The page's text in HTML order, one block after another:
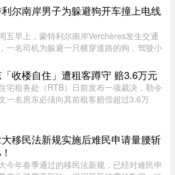
100毫米，导致主城区大淹水。游客最爱逛
大街，也积水严重。民众 ...
尔南岸男子为躲避狗开车撞上电线
五早上，蒙特利尔南岸Verchères发生交通
一名司机为躲避一只横穿道路的狗，驾驶小
在上午7点左右，受影响路段位于Saint-
街与Calixa-Lavallé ...
收楼自住」遭租客蹲守 赔3.6万元
宅租务处（RTB）日前发布一项裁决，勒令
一名房东必须向其前租客赔偿超过3.6万
整一年无人入住，因而遭 ...
移民法新规实施后难民申请量腰斩
今年春季通过的移民法新规，已经对难民申